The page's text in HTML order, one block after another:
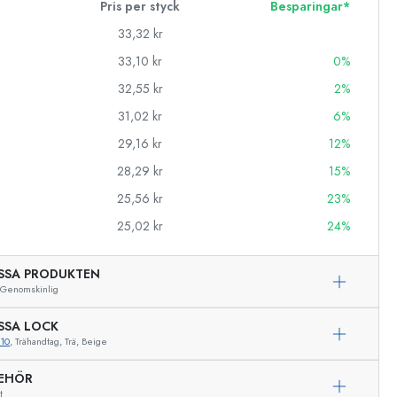
Pris per styck
Besparingar*
33,32 kr
33,10 kr
0%
32,55 kr
2%
31,02 kr
6%
29,16 kr
12%
28,29 kr
15%
25,56 kr
23%
25,02 kr 24%
PRODUKTEN
Genomskinlig
LOCK
, Trähandtag, Trä, Beige